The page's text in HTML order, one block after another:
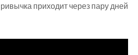
приходит через пару дней